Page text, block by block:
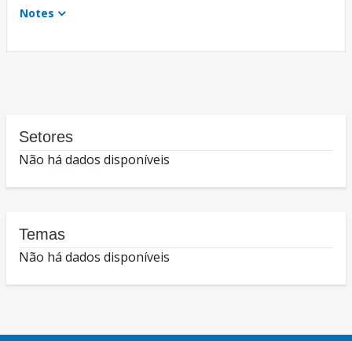
Notes
Setores
Não há dados disponíveis
Temas
Não há dados disponíveis